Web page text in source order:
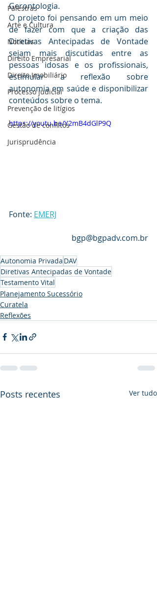
Palestras
Arte e Cultura
Notícias
Direito Empresarial
Direito Imobiliário
Processo judicial
Prevenção de litígios
Gestāo de conflitos
Jurisprudência
Gerontologia.
O projeto foi pensando em um meio
de fazer com que a criação das
Diretivas Antecipadas de Vontade
sejam mais discutidas entre as
pessoas idosas e os profissionais,
estimular a reflexão sobre
autonomia em saúde e disponibilizar
conteúdos sobre o tema.
https://youtu.be/Y2mB4dGlP9Q
Fonte: EMERJ
bgp@bgpadv.com.br
Autonomia Privada DAV
Diretivas Antecipadas de Vontade
Testamento Vital
Planejamento Sucessório
Curatela
Reflexões
Posts recentes Ver tudo